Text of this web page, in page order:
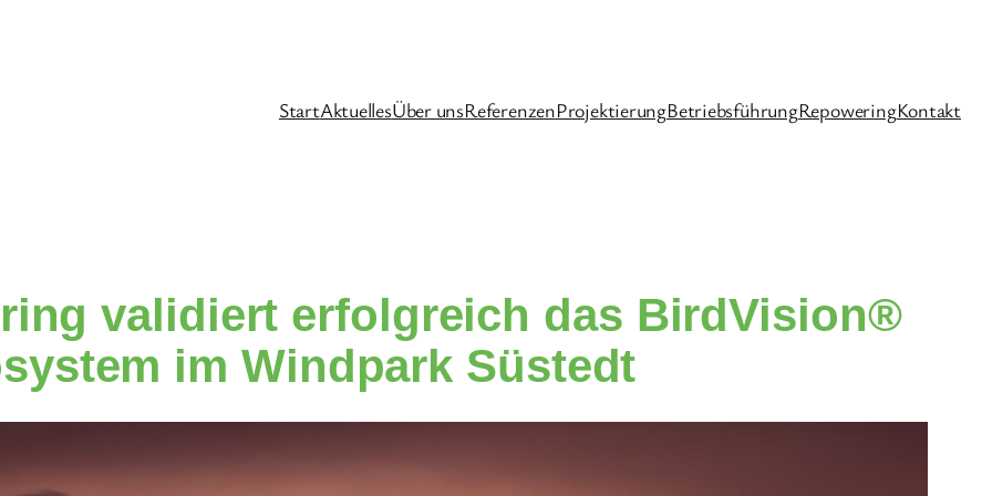
StartAktuellesÜber unsReferenzenProjektierungBetriebsführungRepoweringKontakt
validiert erfolgreich das BirdVision®
im Windpark Süstedt